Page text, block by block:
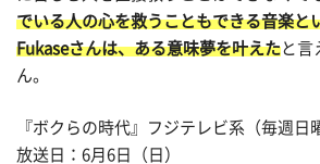
でいる人の心を救うこともできる音楽と
Fukaseさんは、ある意味夢を叶えたと言
ん。
『ボクらの時代』フジテレビ系（毎週日
放送日：6月6日（日）